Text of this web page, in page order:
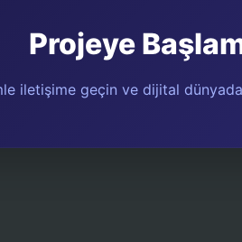
Projeye
iletişime geçin ve dijital